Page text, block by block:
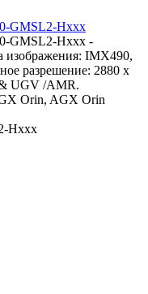
GMSL2-Hxxx
GMSL2-Hxxx -
IMX490,
разрешение: 2880 x
UGV /AMR.
Orin, AGX Orin
Hxxx